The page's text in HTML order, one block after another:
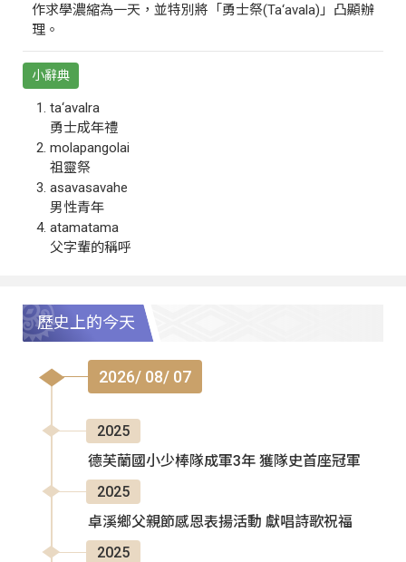
作求學濃縮為一天，並特別將「勇士祭(Ta‘avala)」凸顯辦
理。
小辭典
ta‘avalra
勇士成年禮
molapangolai
祖靈祭
asavasavahe
男性青年
atamatama
父字輩的稱呼
歷史上的今天
2026/ 08/ 07
2025
德芙蘭國小少棒隊成軍3年 獲隊史首座冠軍
2025
卓溪鄉父親節感恩表揚活動 獻唱詩歌祝福
2025